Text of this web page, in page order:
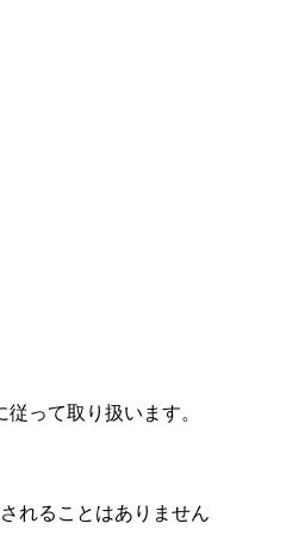
って取り扱います。
れることはありません